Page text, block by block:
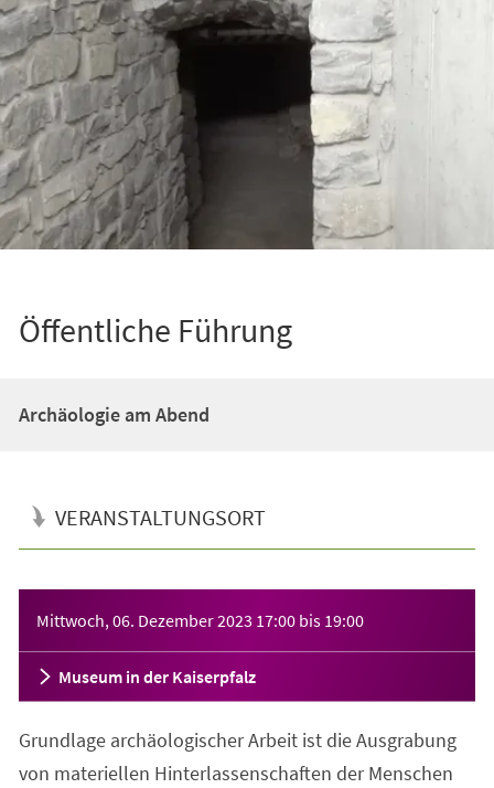
Öffentliche Führung
Archäologie am Abend
VERANSTALTUNGSORT
Mittwoch, 06. Dezember 2023 17:00 bis 19:00
Museum in der Kaiserpfalz
Grundlage archäologischer Arbeit ist die Ausgrabung
von materiellen Hinterlassenschaften der Menschen